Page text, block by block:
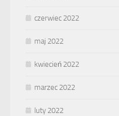
czerwiec 2022
maj 2022
kwiecień 2022
marzec 2022
luty 2022